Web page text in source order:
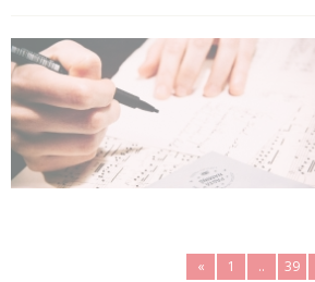
« 1 .. 39